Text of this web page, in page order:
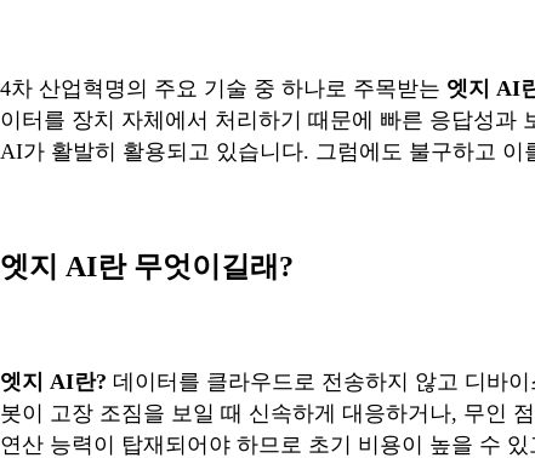
4차 산업혁명의 주요 기술 중 하나로 주목받는 엣지 AI
이터를 장치 자체에서 처리하기 때문에 빠른 응답성과
AI가 활발히 활용되고 있습니다. 그럼에도 불구하고
엣지 AI란 무엇이길래?
엣지 AI란? 데이터를 클라우드로 전송하지 않고 디바
봇이 고장 조짐을 보일 때 신속하게 대응하거나, 무인
연산 능력이 탑재되어야 하므로 초기 비용이 높을 수